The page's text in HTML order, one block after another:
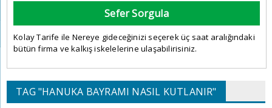
Sefer Sorgula
Kolay Tarife ile Nereye gideceğinizi seçerek üç saat aralığındaki
bütün firma ve kalkış iskelelerine ulaşabilirisiniz.
TAG "HANUKA BAYRAMI NASIL KUTLANIR"